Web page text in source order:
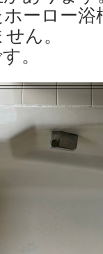
ーロー
ん。
。